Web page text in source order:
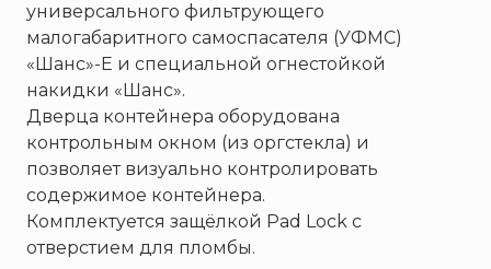
Пожнанотех
Полисервис
Ратоборец
РИФ
Риэлта
РУБЕЖ
Русинтэк
универсального фильтрующего
малогабаритного самоспасателя (УФМС)
«Шанс»-Е и специальной огнестойкой
накидки «Шанс».
Дверца контейнера оборудована
контрольным окном (из оргстекла) и
позволяет визуально контролировать
содержимое контейнера.
Комплектуется защёлкой Pad Lock c
отверстием для пломбы.